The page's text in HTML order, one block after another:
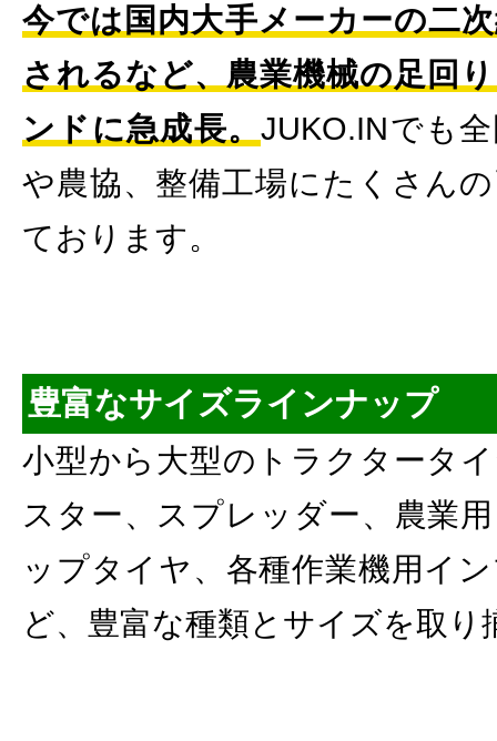
今では国内大手メーカーの二
されるなど、農業機械の足回
ンドに急成長。JUKO.INでも
や農協、整備工場にたくさん
ております。
豊富なサイズラインナップ
小型から大型のトラクタータ
スター、スプレッダー、農業
ップタイヤ、各種作業機用イ
ど、豊富な種類とサイズを取り